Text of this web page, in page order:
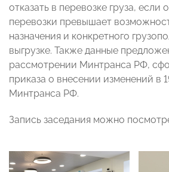
отказать в перевозке груза, если
перевозки превышает
назначения и конкретного
выгрузке. Также данные
рассмотрении Минтранса РФ,
приказа о внесении изменений в
Минтранса РФ.
Запись заседания можно